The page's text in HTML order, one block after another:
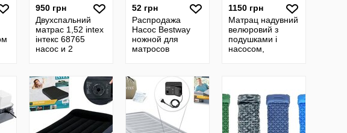
950 грн
Двухспальний
матрас 1,52 intex
інтекс 68765
насос и 2
52 грн
Распродажа
Насос Bestway
ножной для
матросов
1150 грн
Матрац надувний
велюровий з
подушками і
насосом,